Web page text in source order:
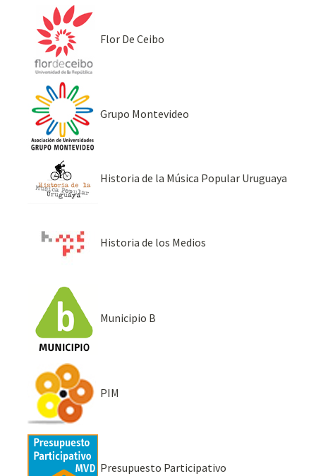
Flor De Ceibo
Grupo Montevideo
Historia de la Música Popular Uruguaya
Historia de los Medios
Municipio B
PIM
Presupuesto Participativo